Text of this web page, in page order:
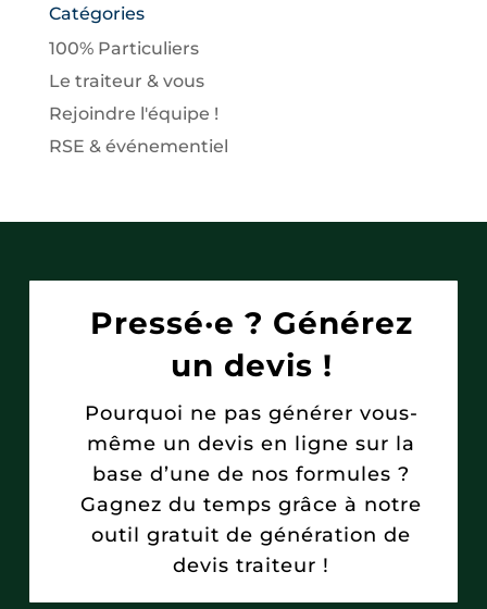
Catégories
100% Particuliers
Le traiteur & vous
Rejoindre l'équipe !
RSE & événementiel
Pressé·e ? Générez
un devis !
Pourquoi ne pas générer vous-
même un devis en ligne sur la
base d’une de nos formules ?
Gagnez du temps grâce à notre
outil gratuit de génération de
devis traiteur !